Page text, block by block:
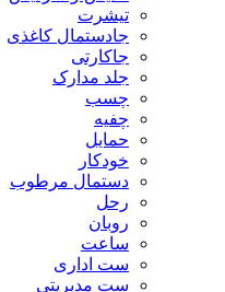
تیشرت
جادستمال کاغذی
جاکارتی
جلد مدارک
چسب
چفیه
حمایل
خودکار
دستمال مرطوب
رحل
روبان
ساعت
ست اداری
ست مدیریتی